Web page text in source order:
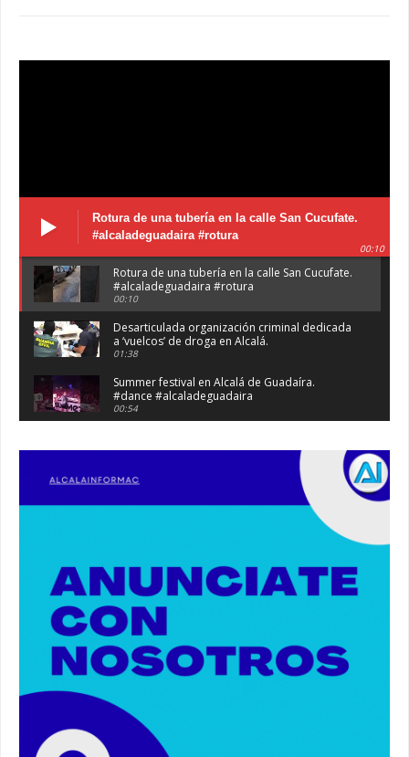
Rotura de una tubería en la calle San Cucufate.
#alcaladeguadaira #rotura
00:10
Rotura de una tubería en la calle San Cucufate.
#alcaladeguadaira #rotura
00:10
Desarticulada organización criminal dedicada
a ‘vuelcos’ de droga en Alcalá.
01:38
Summer festival en Alcalá de Guadaíra.
#dance #alcaladeguadaira
00:54
altura de Alcalá. #atraco #alcaladeguadaira
Robaban a narcotraficantes, hay registros en
Alcalá. #policia #narcos
Nueva iluminación del Parque Oromana.
#alcaladeguadaira #luz #iluminacion
00:55
Premio de Medio Ambiente para el CEIP San
Mateo. #alcaladeguadaira #premios #colegio
Paseo de caballos. #alcaladeguadaira #ferias
#caballos